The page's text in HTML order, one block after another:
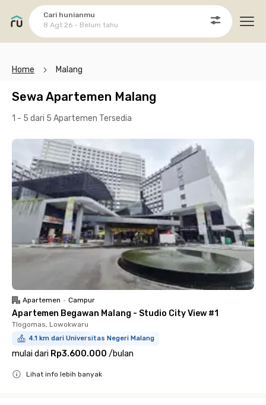
Cari hunianmu
8 Agt 26 - Belum tahu
Home Malang
Sewa Apartemen Malang
1 - 5 dari 5 Apartemen Tersedia
Apartemen • Campur
Apartemen Begawan Malang - Studio City View #1
Tlogomas, Lowokwaru
4.1 km dari Universitas Negeri Malang
mulai dari Rp3.600.000 /bulan
Lihat info lebih banyak